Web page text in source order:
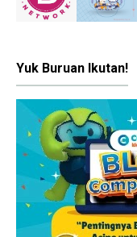
Yuk Buruan Ikutan!